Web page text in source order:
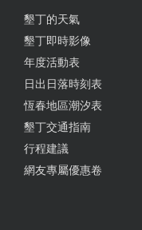
墾丁的天氣
墾丁即時影像
年度活動表
日出日落時刻表
恆春地區潮汐表
墾丁交通指南
行程建議
網友專屬優惠卷